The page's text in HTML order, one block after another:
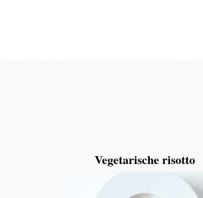
Vegetarische risotto